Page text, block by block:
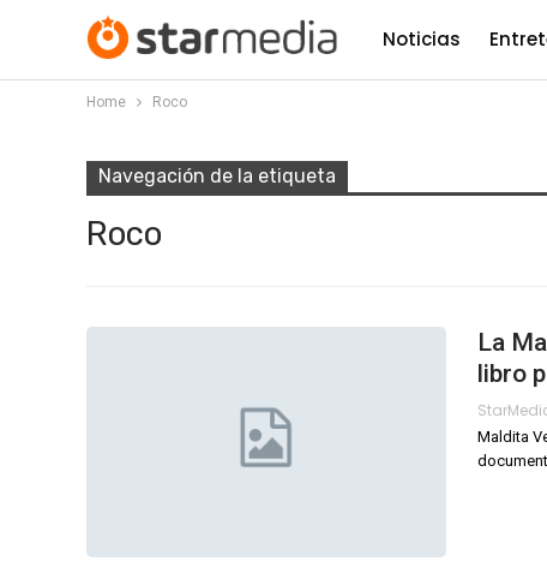
Noticias
Home Roco
Navegación de la etiqueta
Roco
La
libro
Maldita